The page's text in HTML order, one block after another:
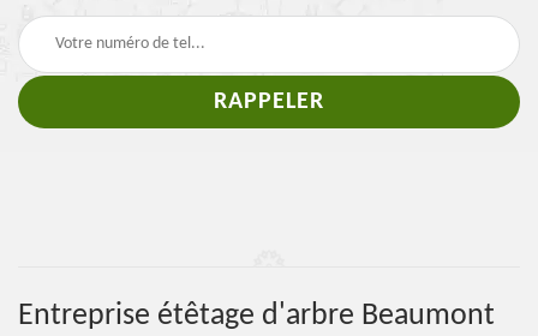
Entreprise étêtage d'arbre Beaumont